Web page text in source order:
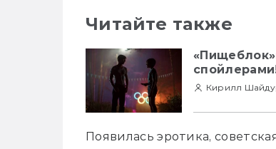
Читайте также
Кирилл
Появилась эротика,